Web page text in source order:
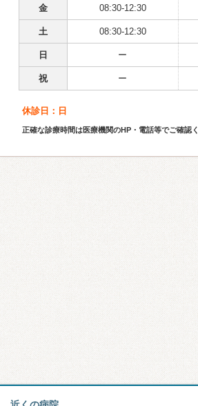
金 08:30-12:30
土 08:30-12:30
日 ー
祝 ー
休診日：日
正確な診療時間は医療機関のHP・電話等でご確認